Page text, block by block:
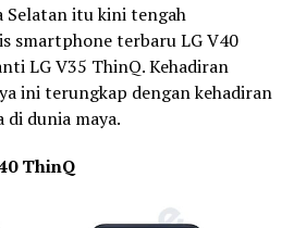
Selatan itu kini tengah
smartphone terbaru LG V40
LG V35 ThinQ. Kehadiran
ini terungkap dengan kehadiran
dunia maya.
ThinQ